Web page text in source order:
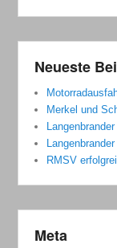
Neueste
Merkel und
RMSV
Meta